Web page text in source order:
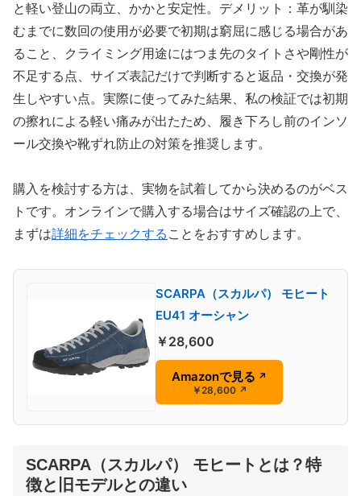
と軽い登山の両立、かかと安定性。デメリット：革が馴染
むまでに数回の使用が必要で初期は窮屈に感じる場合があ
ること、クライミング用途にはつま先のタイトさや剛性が
不足する点、サイズ表記だけで判断すると返品・交換が発
生しやすい点。実際に使ってみた結果、私の検証では初期
の擦れによる軽い痛みが出たため、履き下ろし前のインソ
ール交換や靴ずれ防止の対策を推奨します。
購入を検討する方は、実物を試着してから決めるのがベス
トです。オンラインで購入する場合はサイズ確認の上で、
まずは詳細をチェックする ことをおすすめします。
SCARPA（スカルパ） モヒート
EU41 オーシャン
￥28,600
Amazonで見る ↗
￥28,600 ↗
SCARPA（スカルパ） モヒートとは？特
徴と旧モデルとの違い